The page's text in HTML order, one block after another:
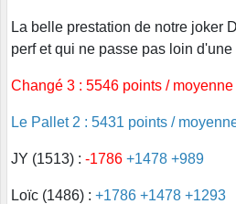
La belle prestation de notre joker
perf et qui ne passe pas loin d'une
Changé 3 : 5546 points /
Le Pallet 2 : 5431 points /
JY (1513) : -1786 +1478 +989
Loïc (1486) : +1786 +1478 +1293